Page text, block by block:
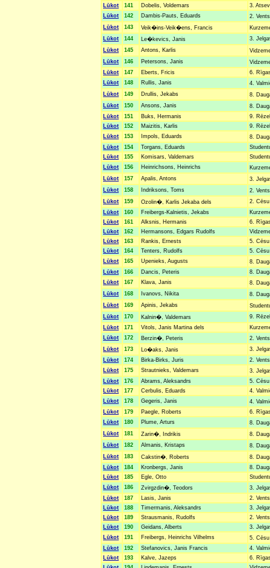
Lūkot
141 Dobelis, Voldemars
3.
Lūkot
142 Dambis-Pauts, Eduards
2.
Lūkot
143 Veik�ins-Veik�ens, Francis
Lūkot
144 Le�kevics, Janis
3.
Lūkot
145 Antons, Karlis
Lūkot
146 Petersons, Janis
Lūkot
147 Eberts, Fricis
6.
Lūkot
148 Rullis, Janis
4.
Lūkot
149 Drullis, Jekabs
8.
Lūkot
150 Ansons, Janis
8.
Lūkot
151 Buks, Hermanis
9.
Lūkot
152 Maizitis, Karlis
9.
Lūkot
153 Impols, Eduards
8.
Lūkot
154 Torgans, Eduards
Lūkot
155 Komisars, Valdemars
Lūkot
156 Heinrichsons, Heinrichs
Lūkot
157 Apalis, Antons
3.
Lūkot
158 Indriksons, Toms
2.
Lūkot
159 Ozolin�, Karlis Jekaba dels
2.
Lūkot
160 Freibergs-Kalnietis, Jekabs
Lūkot
161 Alksnis, Hermanis
6.
Lūkot
162 Hermansons, Edgars Rudolfs
Lūkot
163 Rankis, Ernests
5.
Lūkot
164 Tenters, Rudolfs
5.
Lūkot
165 Upenieks, Augusts
8.
Lūkot
166 Dancis, Peteris
8.
Lūkot
167 Klava, Janis
8.
Lūkot
168 Ivanovs, Nikita
8.
Lūkot
169 Apinis, Jekabs
Lūkot
170 Kalnin�, Valdemars
9.
Lūkot
171 Vitols, Janis Martina dels
Lūkot
172 Berzin�, Peteris
2.
Lūkot
173 Lo�aks, Janis
3.
Lūkot
174 Birka-Birks, Juris
2.
Lūkot
175 Strautnieks, Valdemars
3.
Lūkot
176 Abrams, Aleksandrs
5.
Lūkot
177 Cerbulis, Eduards
4.
Lūkot
178 Gegeris, Janis
4.
Lūkot
179 Paegle, Roberts
6.
Lūkot
180 Plume, Arturs
8.
Lūkot
181 Zarin�, Indrikis
8.
Lūkot
182 Almanis, Kristaps
8.
Lūkot
183 Cakstin�, Roberts
8.
Lūkot
184 Kronbergs, Janis
8.
Lūkot
185 Egle, Otto
Lūkot
186 Zvirgzdin�, Teodors
3.
Lūkot
187 Lasis, Janis
2.
Lūkot
188 Timermanis, Aleksandrs
3.
Lūkot
189 Strausmanis, Rudolfs
2.
Lūkot
190 Geidans, Alberts
3.
Lūkot
191 Freibergs, Heinrichs Vilhelms
5.
Lūkot
192 Stefanovics, Janis Francis
4.
Lūkot
193 Kalve, Jazeps
6.